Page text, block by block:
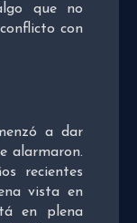
que no
con
a dar
alarmaron.
recientes
vista en
en plena